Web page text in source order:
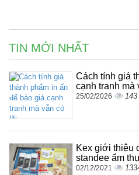
TIN MỚI NHẤT
Cách tính giá
cạnh tranh mà
25/02/2026 143
Kex giới thiệu
standee ẩm
02/12/2021